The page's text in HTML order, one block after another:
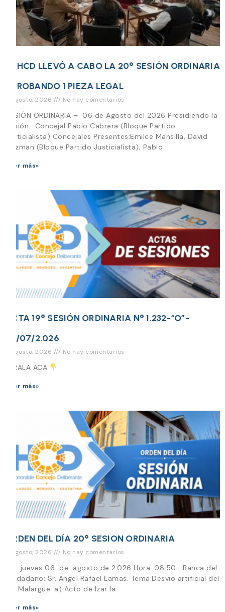
EL HCD LLEVÓ A CABO LA 20° SESIÓN ORDINARIA
APROBANDO 1 PIEZA LEGAL
6 agosto, 2026 No hay comentarios
SESIÓN ORDINARIA – 06 de Agosto del 2026 Presidiendo la
Sesión: Concejal Pablo Cabrera (Bloque Partido
Justicialista) Concejales Presentes:Emilce Mansilla, David
Guzman (Bloque Partido Justicialista); Pablo
Leer más»
ACTA 19° SESIÓN ORDINARIA N° 1.232-“O”-
30/07/2.026
5 agosto, 2026 No hay comentarios
MIRALA ACA
Leer más»
ORDEN DEL DÍA 20° SESION ORDINARIA
5 agosto, 2026 No hay comentarios
Día: jueves 06 de agosto de 2.026 Hora: 08:50 Banca del
Ciudadano: Sr. Angel Rafael Lamas. Tema:Desvio artificial del
Río Malargüe. a) Acto de Izar la
Leer más»